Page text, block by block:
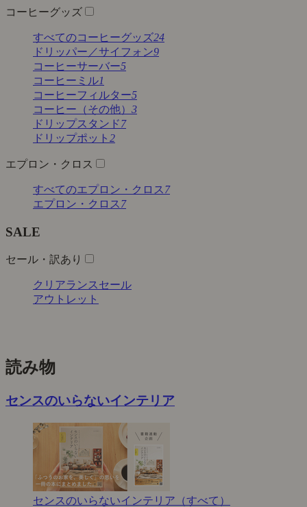
コーヒーグッズ
すべてのコーヒーグッズ24
ドリッパー／サイフォン9
コーヒーサーバー5
コーヒーミル1
コーヒーフィルター5
コーヒー（その他） 3
ドリップスタンド7
ドリップポット 2
エプロン・クロス
すべてのエプロン・クロス 7
エプロン・クロス 7
SALE
セール・訳あり
クリアランスセール
アウトレット
読み物
センスのいらないインテリア
センスのいらないインテリア（すべて）